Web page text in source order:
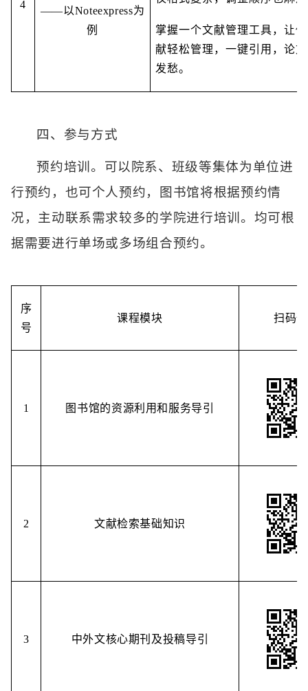
4
——以Noteexpress为
例
掌握一个文献管理工具，让
献轻松管理，一键引用，论
发愁。
四、参与方式
预约培训。可以院系、班级等集体为单位进
行预约，也可个人预约，图书馆将根据预约情
况，主动联系需求较多的学院进行培训。均可根
据需要进行单场或多场组合预约。
序
号
课程模块 扫码
1 图书馆的资源利用和服务导引
2 文献检索基础知识
3 中外文核心期刊及投稿导引